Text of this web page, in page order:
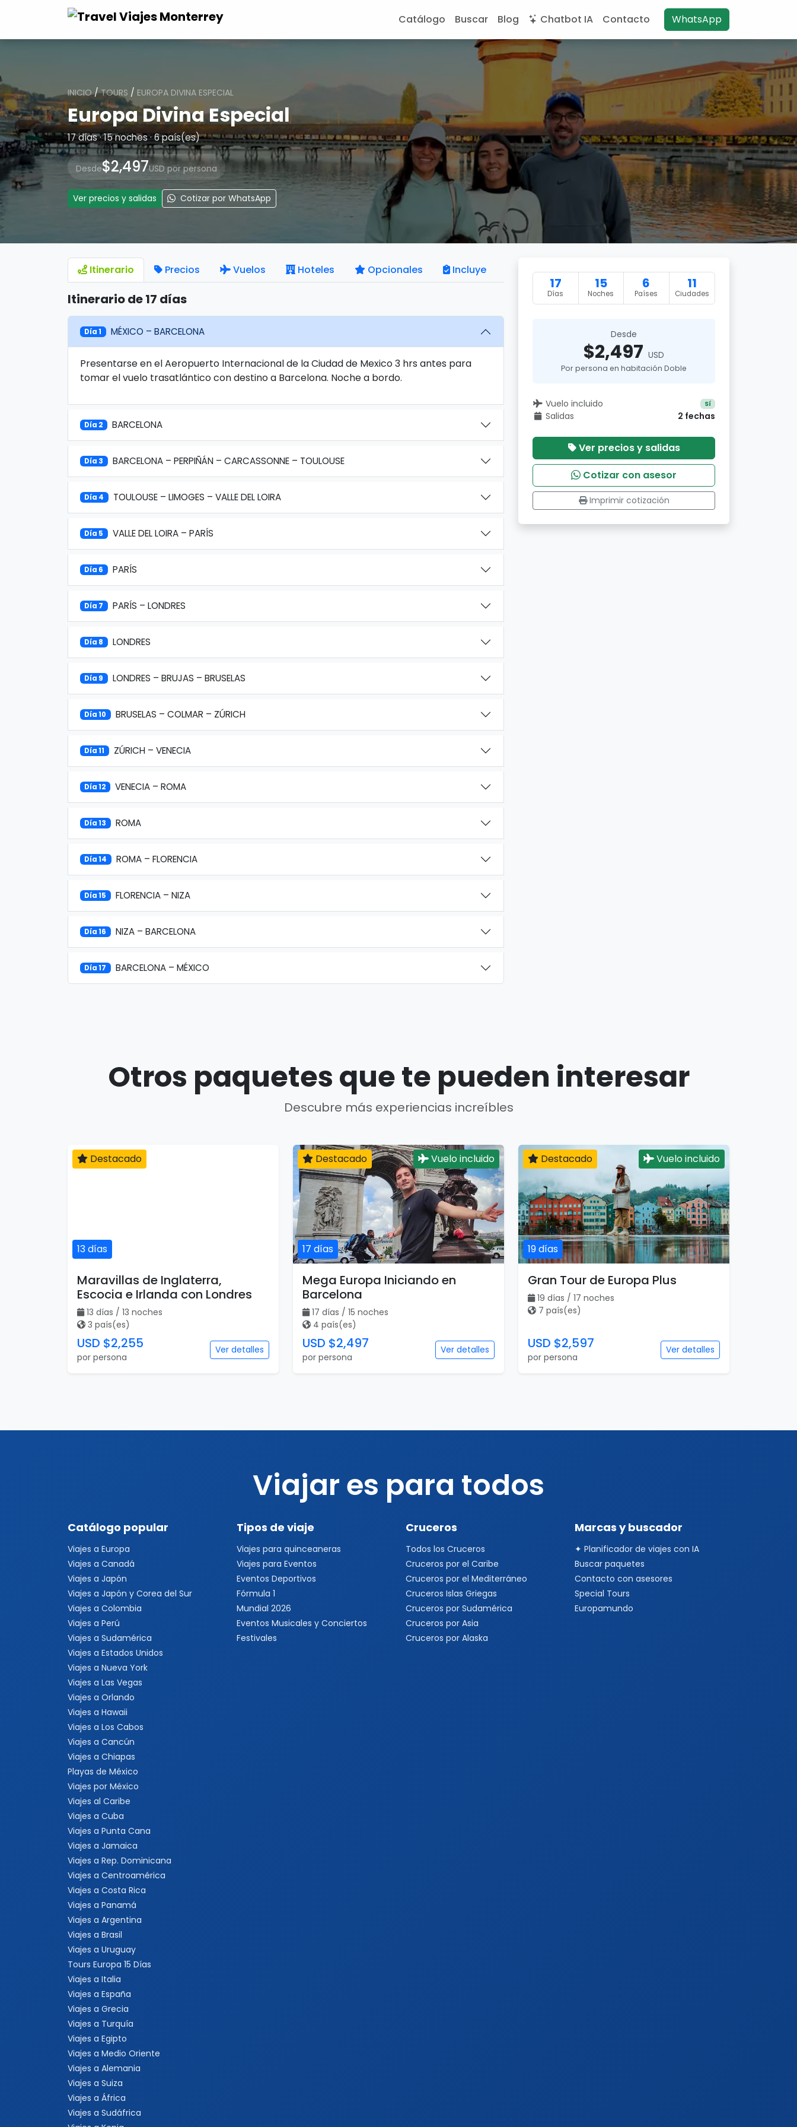
Catálogo Buscar Blog Chatbot IA Contacto WhatsApp
INICIO/TOURS / EUROPA DIVINA ESPECIAL
Europa Divina Especial
17 días · 15 noches · 6 país(es)
Desde$2,497USD por persona
Ver precios y salidas Cotizar por WhatsApp
Itinerario Precios Vuelos Hoteles Opcionales Incluye
Itinerario de 17 días
Día 1 MÉXICO – BARCELONA
Presentarse en el Aeropuerto Internacional de la Ciudad de Mexico 3 hrs antes para
tomar el vuelo trasatlántico con destino a Barcelona. Noche a bordo.
Día 2 BARCELONA
Día 3 BARCELONA – PERPIÑÁN – CARCASSONNE – TOULOUSE
Día 4 TOULOUSE – LIMOGES – VALLE DEL LOIRA
Día 5 VALLE DEL LOIRA – PARÍS
Día 6 PARÍS
Día 7 PARÍS – LONDRES
Día 8 LONDRES
Día 9 LONDRES – BRUJAS – BRUSELAS
Día 10 BRUSELAS – COLMAR – ZÚRICH
Día 11 ZÚRICH – VENECIA
Día 12 VENECIA – ROMA
Día 13 ROMA
Día 14 ROMA – FLORENCIA
Día 15 FLORENCIA – NIZA
Día 16 NIZA – BARCELONA
Día 17 BARCELONA – MÉXICO
17
Días
15
Noches
6
Países
11
Ciudades
Desde
$2,497 USD
Por persona en habitación Doble
Vuelo incluido Sí
Salidas 2 fechas
Ver precios y salidas
Cotizar con asesor
Imprimir cotización
Otros paquetes que te pueden interesar
Descubre más experiencias increíbles
13 días
Destacado
Maravillas de Inglaterra,
Escocia e Irlanda con Londres
13 días / 13 noches
3 país(es)
USD $2,255
por persona
Ver detalles
17 días
Destacado Vuelo incluido
Mega Europa Iniciando en
Barcelona
17 días / 15 noches
4 país(es)
USD $2,497
por persona
Ver detalles
19 días
Destacado Vuelo incluido
Gran Tour de Europa Plus
19 días / 17 noches
7 país(es)
USD $2,597
por persona
Ver detalles
Viajar es para todos
Catálogo popular
Viajes a Europa
Viajes a Canadá
Viajes a Japón
Viajes a Japón y Corea del Sur
Viajes a Colombia
Viajes a Perú
Viajes a Sudamérica
Viajes a Estados Unidos
Viajes a Nueva York
Viajes a Las Vegas
Viajes a Orlando
Viajes a Hawaii
Viajes a Los Cabos
Viajes a Cancún
Viajes a Chiapas
Playas de México
Viajes por México
Viajes al Caribe
Viajes a Cuba
Viajes a Punta Cana
Viajes a Jamaica
Viajes a Rep. Dominicana
Viajes a Centroamérica
Viajes a Costa Rica
Viajes a Panamá
Viajes a Argentina
Viajes a Brasil
Viajes a Uruguay
Tours Europa 15 Días
Viajes a Italia
Viajes a España
Viajes a Grecia
Viajes a Turquía
Viajes a Egipto
Viajes a Medio Oriente
Viajes a Alemania
Viajes a Suiza
Viajes a África
Viajes a Sudáfrica
Tipos de viaje
Viajes para quinceaneras
Viajes para Eventos
Eventos Deportivos
Fórmula 1
Mundial 2026
Eventos Musicales y Conciertos
Festivales
Cruceros
Todos los Cruceros
Cruceros por el Caribe
Cruceros por el Mediterráneo
Cruceros Islas Griegas
Cruceros por Sudamérica
Cruceros por Asia
Cruceros por Alaska
Marcas y buscador
✦ Planificador de viajes con IA
Buscar paquetes
Contacto con asesores
Special Tours
Europamundo